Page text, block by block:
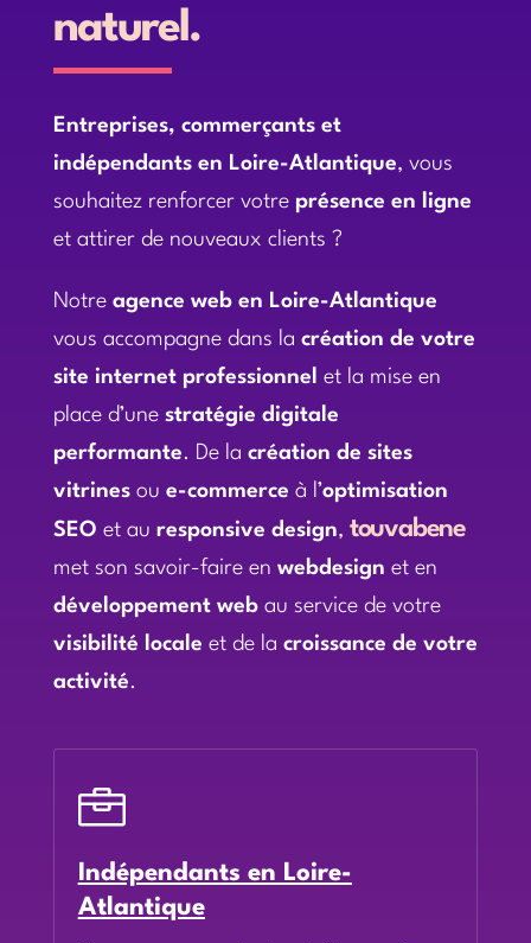
naturel.
Entreprises, commerçants et
indépendants en Loire-Atlantique, vous
souhaitez renforcer votre présence en ligne
et attirer de nouveaux clients ?
Notre agence web en Loire-Atlantique
vous accompagne dans la création de votre
site internet professionnel
et la mise en
place d’une stratégie digitale
performante. De la création de sites
vitrinesou e-commerce à l’optimisation
SEO et au responsive design, touvabene
met son savoir-faire en webdesign et en
développement webau service de votre
visibilité locale et de la croissance de votre
activité.

Indépendants en Loire-
Atlantique